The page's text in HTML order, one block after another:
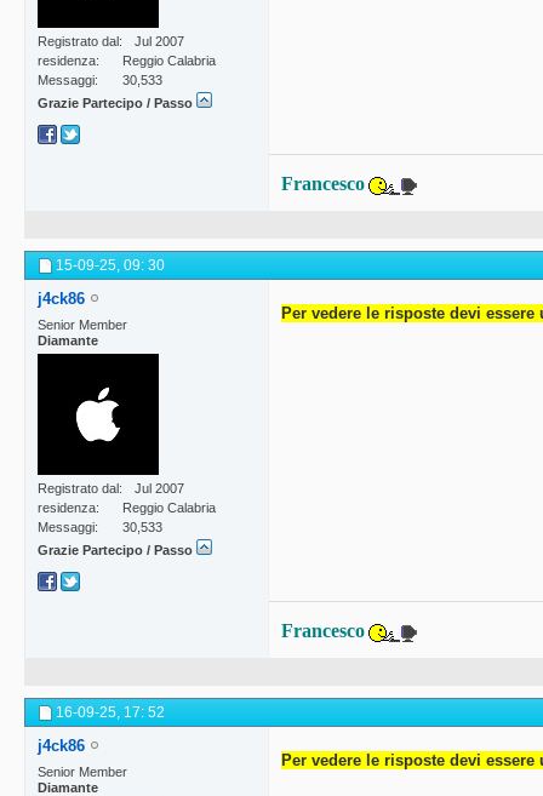
Registrato dal
Jul 2007
residenza
Reggio Calabria
Messaggi
30,533
Grazie Partecipo / Passo
Francesco
15-09-25, 09: 30
j4ck86
Senior Member
Diamante
Registrato dal
Jul 2007
residenza
Reggio Calabria
Messaggi
30,533
Grazie Partecipo / Passo
Per vedere le risposte devi
Francesco
16-09-25, 17: 52
j4ck86
Senior Member
Diamante
Per vedere le risposte devi essere